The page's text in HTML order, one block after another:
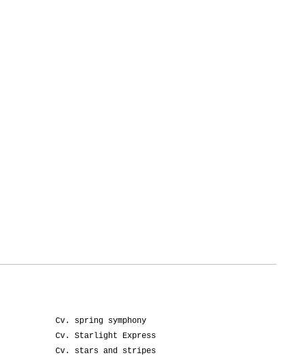
Cv. spring symphony
Cv. Starlight Express
Cv. stars and stripes